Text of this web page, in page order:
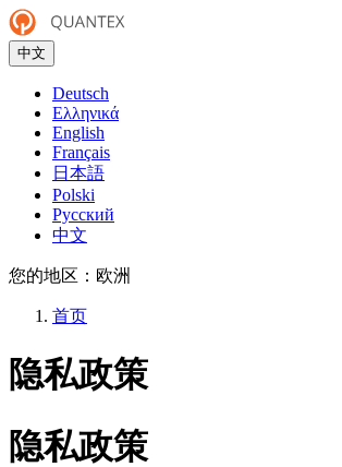
中文
Deutsch
Ελληνικά
English
Français
日本語
Polski
Русский
中文
您的地区： 欧洲
首页
隐私政策
隐私政策